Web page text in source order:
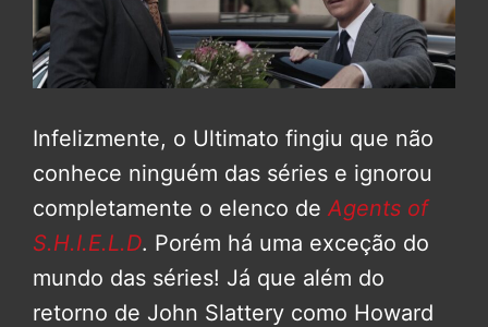
Infelizmente, o Ultimato fingiu que não
conhece ninguém das séries e ignorou
completamente o elenco de Agents of
S.H.I.E.L.D. Porém há uma exceção do
mundo das séries! Já que além do
retorno de John Slattery como Howard